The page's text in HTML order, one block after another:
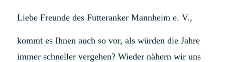
Liebe Freunde des Futteranker Mannheim e. V.,
kommt es Ihnen auch so vor, als würden die Jahre
immer schneller vergehen? Wieder nähern wir uns